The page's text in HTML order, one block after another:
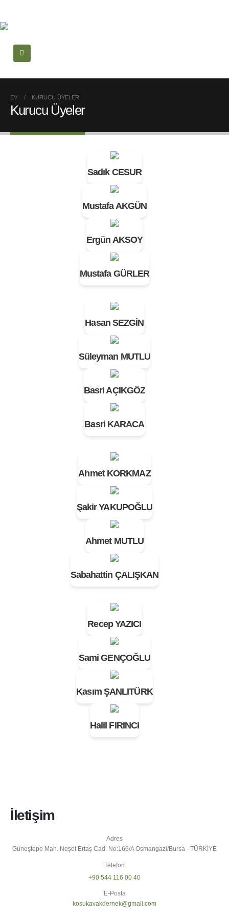
EV KURUCU ÜYELER
Kurucu Üyeler
Sadık CESUR
Mustafa AKGÜN
Ergün AKSOY
Mustafa GÜRLER
Hasan SEZGİN
Süleyman MUTLU
Basri AÇIKGÖZ
Basri KARACA
Ahmet KORKMAZ
Şakir YAKUPOĞLU
Ahmet MUTLU
Sabahattin ÇALIŞKAN
Recep YAZICI
Sami GENÇOĞLU
Kasım ŞANLITÜRK
Halil FIRINCI
İletişim
Adres
Güneştepe Mah. Neşet Ertaş Cad. No:166/A Osmangazi/Bursa - TÜRKİYE
Telefon
+90 544 116 00 40
E-Posta
kosukavakdernek@gmail.com